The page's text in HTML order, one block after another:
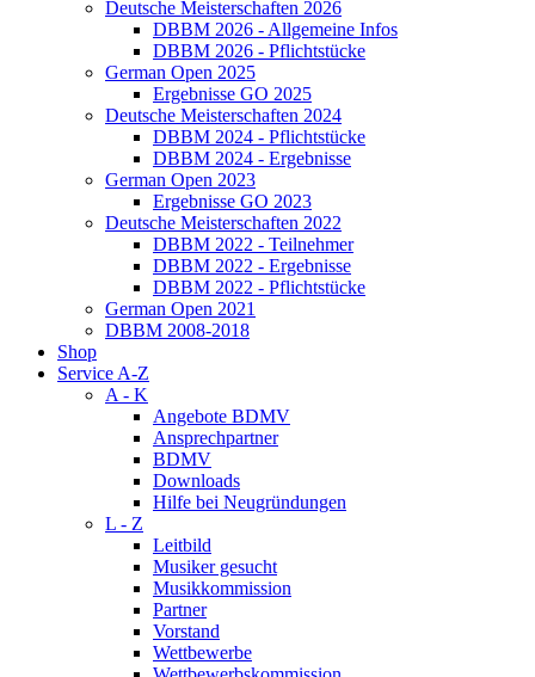
Deutsche Meisterschaften 2026
DBBM 2026 - Allgemeine Infos
DBBM 2026 - Pflichtstücke
German Open 2025
Ergebnisse GO 2025
Deutsche Meisterschaften 2024
DBBM 2024 - Pflichtstücke
DBBM 2024 - Ergebnisse
German Open 2023
Ergebnisse GO 2023
Deutsche Meisterschaften 2022
DBBM 2022 - Teilnehmer
DBBM 2022 - Ergebnisse
DBBM 2022 - Pflichtstücke
German Open 2021
DBBM 2008-2018
Shop
Service A-Z
A - K
Angebote BDMV
Ansprechpartner
BDMV
Downloads
Hilfe bei Neugründungen
L - Z
Leitbild
Musiker gesucht
Musikkommission
Partner
Vorstand
Wettbewerbe